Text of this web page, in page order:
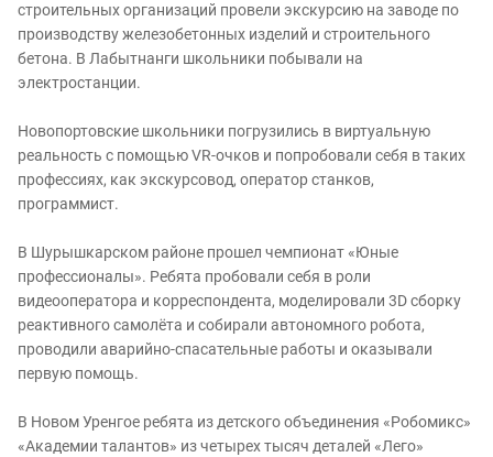
строительных организаций провели экскурсию на заводе по
производству железобетонных изделий и строительного
бетона. В Лабытнанги школьники побывали на
электростанции.
Новопортовские школьники погрузились в виртуальную
реальность с помощью VR-очков и попробовали себя в таких
профессиях, как экскурсовод, оператор станков,
программист.
В Шурышкарском районе прошел чемпионат «Юные
профессионалы». Ребята пробовали себя в роли
видеооператора и корреспондента, моделировали 3D сборку
реактивного самолёта и собирали автономного робота,
проводили аварийно-спасательные работы и оказывали
первую помощь.
В Новом Уренгое ребята из детского объединения «Робомикс»
«Академии талантов» из четырех тысяч деталей «Лего»